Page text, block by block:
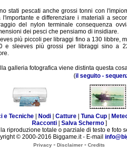
stati pescati anche grossi tonni con
l'importante e differenziare i materiali a
del nylon terminale consequenza
dei pesci che pensiamo di insidiare.
più piccoli per libraggi fino a 130 libbre,
e sleeves più grossi per libraggi sino a
galleria fotografica viene distinta questa
(il seguito -
e Tecniche Nodi Catture Tuna Cup
Racconti| Salva Schermo]
riproduzione totale o parziale di testo e foto
© 2000-2016 Biggame.it - E-mail
Privacy - Disclaimer - Credits